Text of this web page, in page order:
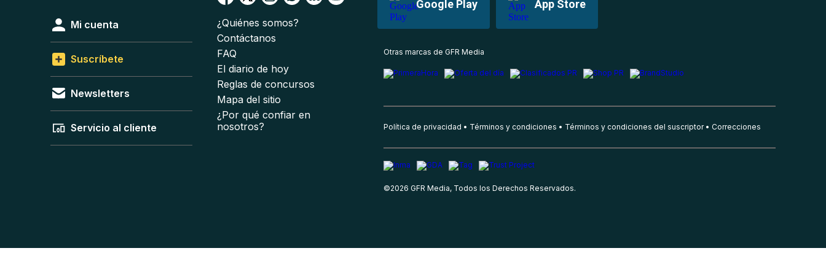
Google Play App Store
Mi cuenta
Suscríbete
Newsletters
Servicio al cliente
¿Quiénes somos?
Contáctanos
FAQ
El diario de hoy
Reglas de concursos
Mapa del sitio
¿Por qué confiar en
nosotros?
Otras marcas de GFR Media
Política de privacidad Términos y condiciones Términos y condiciones del suscriptor Correcciones
©2026 GFR Media, Todos los Derechos Reservados.